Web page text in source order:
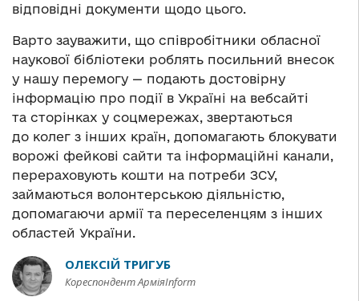
відповідні документи щодо цього.
Варто зауважити, що співробітники обласної
наукової бібліотеки роблять посильний внесок
у нашу перемогу — подають достовірну
інформацію про події в Україні на вебсайті
та сторінках у соцмережах, звертаються
до колег з інших країн, допомагають блокувати
ворожі фейкові сайти та інформаційні канали,
перераховують кошти на потреби ЗСУ,
займаються волонтерською діяльністю,
допомагаючи армії та переселенцям з інших
областей України.
ОЛЕКСІЙ ТРИГУБ
Кореспондент АрміяInform